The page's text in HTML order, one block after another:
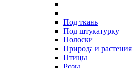
Под ткань
Под штукатурку
Полоски
Природа и растения
Птицы
Розы